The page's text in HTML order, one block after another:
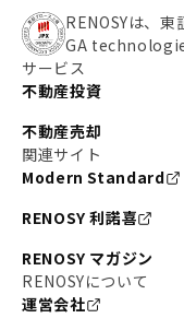
RENOSYは、
GA
サービス
不動産投資
不動産売却
関連サイト
Modern Standard
RENOSY 利諾喜
RENOSY マガジン
RENOSYについて
運営会社